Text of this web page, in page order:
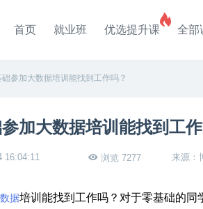
首页 就业班 优选提升课 全部
础参加大数据培训能找到工作吗？
加大数据培训能找到工
16:04:11 浏览 7277 来源：
据培训能找到工作吗？对于零基础的同